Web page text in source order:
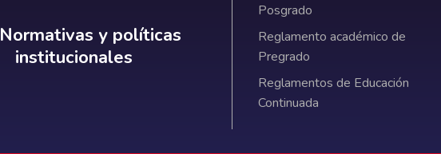
Normativas y políticas institucionales
Normativas y políticas
institucionales
Posgrado
Reglamento académico de
Pregrado
Reglamentos de Educación
Continuada